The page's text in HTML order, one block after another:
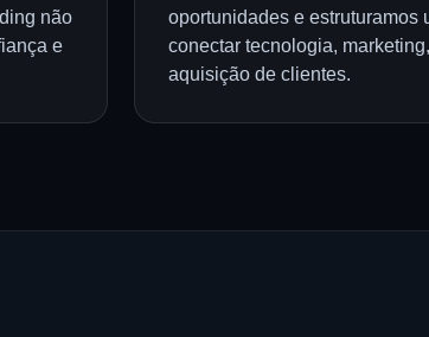
não
e
oportunidades e estruturamos
conectar tecnologia,
aquisição de clientes.